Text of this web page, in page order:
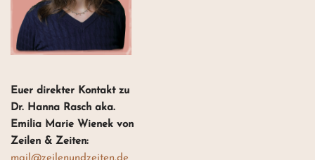
Euer direkter Kontakt zu
Dr. Hanna Rasch aka.
Emilia Marie Wienek von
Zeilen & Zeiten: